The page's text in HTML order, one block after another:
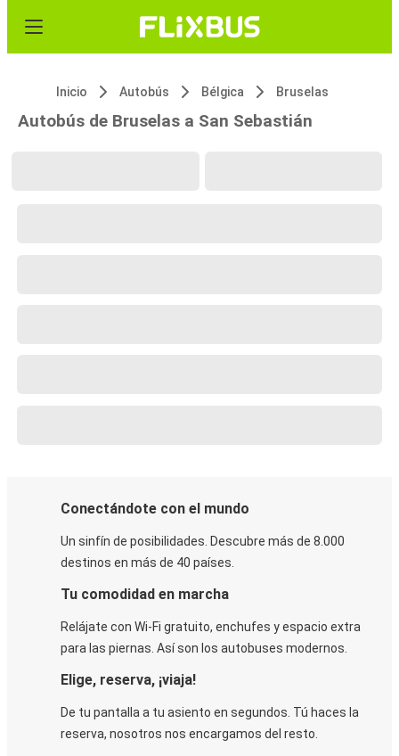
Inicio Autobús Bélgica Bruselas
Autobús de Bruselas a San Sebastián
Conectándote con el mundo
Un sinfín de posibilidades. Descubre más de 8.000
destinos en más de 40 países.
Tu comodidad en marcha
Relájate con Wi-Fi gratuito, enchufes y espacio extra
para las piernas. Así son los autobuses modernos.
Elige, reserva, ¡viaja!
De tu pantalla a tu asiento en segundos. Tú haces la
reserva, nosotros nos encargamos del resto.